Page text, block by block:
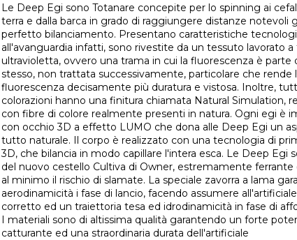
Le Deep Egi sono Totanare concepite per lo spinning ai
terra e dalla barca in grado di raggiungere distanze notevoli
perfetto bilanciamento. Presentano caratteristiche
all'avanguardia infatti, sono rivestite da un tessuto lavorato a
ultravioletta, ovvero una trama in cui la fluorescenza è parte
stesso, non trattata successivamente, particolare che rende
fluorescenza decisamente più duratura e vistosa. Inoltre,
colorazioni hanno una finitura chiamata Natural Simulation,
con fibre di colore realmente presenti in natura. Ogni egi è
con occhio 3D a effetto LUMO che dona alle Deep Egi un
tutto naturale. Il corpo è realizzato con una tecnologia di
3D, che bilancia in modo capillare l'intera esca. Le Deep Egi
del nuovo cestello Cultiva di Owner, estremamente ferrante
al minimo il rischio di slamate. La speciale zavorra a lama
aerodinamicità i fase di lancio, facendo assumere
corretto ed un traiettoria tesa ed idrodinamicità in fase di
I materiali sono di altissima qualità garantendo un forte
catturante ed una straordinaria durata dell'artificiale